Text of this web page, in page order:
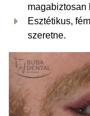
magabiztosan
Esztétikus,
szeretne.